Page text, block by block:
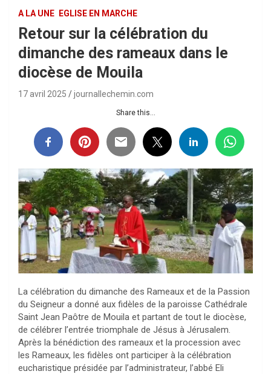
A LA UNE EGLISE EN MARCHE
Retour sur la célébration du
dimanche des rameaux dans le
diocèse de Mouila
17 avril 2025 journallechemin.com
Share this...
La célébration du dimanche des Rameaux et de la Passion
du Seigneur a donné aux fidèles de la paroisse Cathédrale
Saint Jean Paôtre de Mouila et partant de tout le diocèse,
de célébrer l’entrée triomphale de Jésus à Jérusalem.
Après la bénédiction des rameaux et la procession avec
les Rameaux, les fidèles ont participer à la célébration
eucharistique présidée par l’administrateur, l’abbé Eli